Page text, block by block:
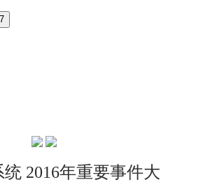
2016年重要事件大